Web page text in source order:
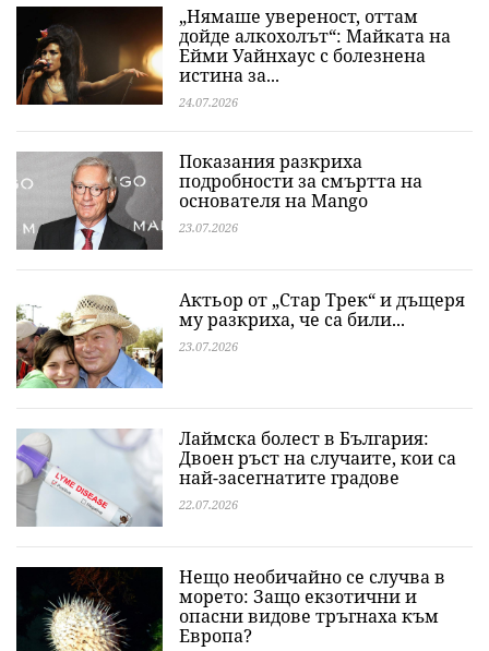
„Нямаше увереност, оттам
дойде алкохолът“: Майката на
Ейми Уайнхаус с болезнена
истина за...
24.07.2026
Показания разкриха
подробности за смъртта на
основателя на Mango
23.07.2026
Актьор от „Стар Трек“ и дъщеря
му разкриха, че са били...
23.07.2026
Лаймска болест в България:
Двоен ръст на случаите, кои са
най-засегнатите градове
22.07.2026
Нещо необичайно се случва в
морето: Защо екзотични и
опасни видове тръгнаха към
Европа?